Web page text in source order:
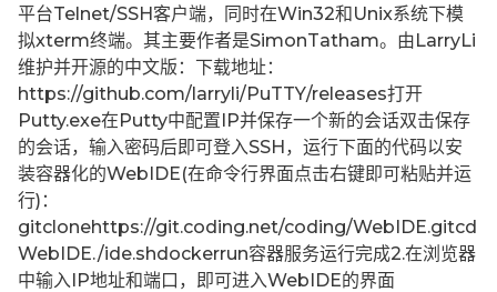
平台Telnet/SSH客户端，同时在Win32和Unix系统下模
拟xterm终端。其主要作者是SimonTatham。由LarryLi
维护并开源的中文版：下载地址：
https://github.com/larryli/PuTTY/releases打开
Putty.exe在Putty中配置IP并保存一个新的会话双击保存
的会话，输入密码后即可登入SSH，运行下面的代码以安
装容器化的WebIDE(在命令行界面点击右键即可粘贴并运
行)：
gitclonehttps://git.coding.net/coding/WebIDE.gitcd
WebIDE./ide.shdockerrun容器服务运行完成2.在浏览器
中输入IP地址和端口，即可进入WebIDE的界面